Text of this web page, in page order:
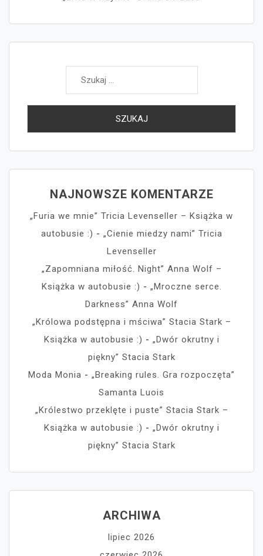
Szukaj:
NAJNOWSZE KOMENTARZE
„Furia we mnie” Tricia Levenseller – Książka w
autobusie :) - „Cienie miedzy nami” Tricia
Levenseller
„Zapomniana miłość. Night” Anna Wolf –
Książka w autobusie :) - „Mroczne serce.
Darkness” Anna Wolf
„Królowa podstępna i mściwa” Stacia Stark –
Książka w autobusie :) - „Dwór okrutny i
piękny” Stacia Stark
Moda Monia - „Breaking rules. Gra rozpoczęta”
Samanta Luois
„Królestwo przeklęte i puste” Stacia Stark –
Książka w autobusie :) - „Dwór okrutny i
piękny” Stacia Stark
ARCHIWA
lipiec 2026